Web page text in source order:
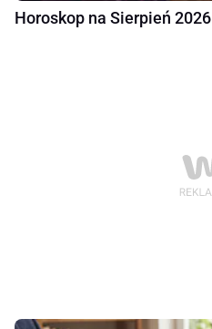
Horoskop na Sierpień 2026